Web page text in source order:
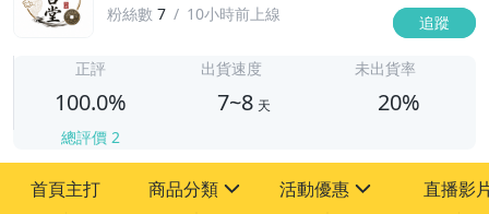
粉絲數 7 10小時前上線 追蹤
正評
100.0%
總評價 2
出貨速度
7~8 天
未出貨率
20%
首頁主打 商品分類 活動優惠 直播影